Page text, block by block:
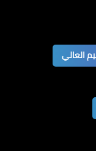
العالي